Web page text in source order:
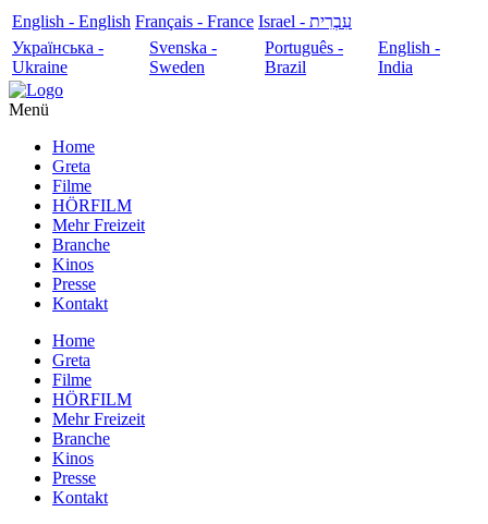
English - English Français - France
עִבְרִית - Israel
Українська -
Ukraine
Svenska -
Sweden
Português -
Brazil
English -
India
Menü
Home
Greta
Filme
HÖRFILM
Mehr Freizeit
Branche
Kinos
Presse
Kontakt
Home
Greta
Filme
HÖRFILM
Mehr Freizeit
Branche
Kinos
Presse
Kontakt